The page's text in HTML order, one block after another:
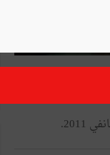
الاقتصادية.